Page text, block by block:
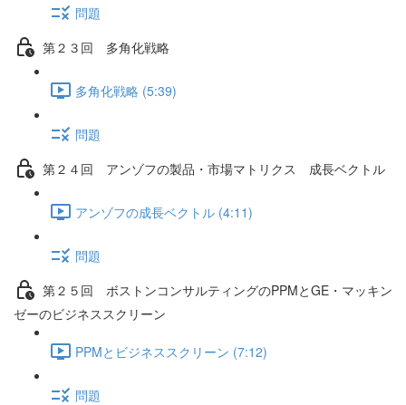
問題
第２３回 多角化戦略
多角化戦略 (5:39)
問題
第２４回 アンゾフの製品・市場マトリクス 成長ベクトル
アンゾフの成長ベクトル (4:11)
問題
第２５回 ボストンコンサルティングのPPMとGE・マッキン
ゼーのビジネススクリーン
PPMとビジネススクリーン (7:12)
問題